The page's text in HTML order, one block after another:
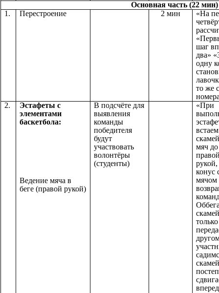
Основная часть (22 мин)
1.
Перестроение 2 мин
«На
шаг
два»
одну
то же
2.
Эстафеты с
элементами
баскетбола:
Ведение мяча в
беге (правой рукой)
В подсчёте для
выявления
команды
победителя
будут
участвовать
волонтёры
(студенты)
«При
мяч
рукой,
конус
мячом